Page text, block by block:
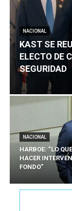
NACIONAL
KAST SE
ELECTO DE
SEGURIDAD
NACIONAL
HARBOE: “LO
HACER
FONDO”